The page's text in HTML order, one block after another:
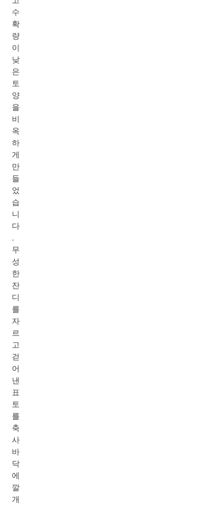
수
확
량
이
낮
은
토
양
을
비
옥
하
게
만
들
었
습
니
다
.
무
성
한
잔
디
를
자
르
고
걷
어
낸
표
토
를
축
사
바
닥
에
깔
개